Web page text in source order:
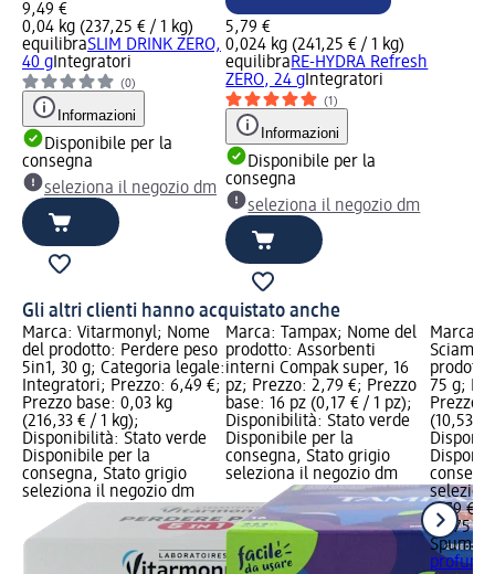
9,49 €
0,04 kg (237,25 € / 1 kg)
equilibraSLIM DRINK ZERO,
40 g Integratori
(0)
Informazioni
Disponibile per la
consegna
seleziona il negozio dm
5,79 €
0,024 kg (241,25 € / 1 kg)
equilibraRE-HYDRA Refresh
ZERO, 24 g Integratori
(1)
Informazioni
Disponibile per la
consegna
seleziona il negozio dm
Gli altri clienti hanno acquistato anche
Marca: Vitarmonyl; Nome
del prodotto: Perdere peso
5in1, 30 g; Categoria legale:
Integratori; Prezzo: 6,49 €;
Prezzo base: 0,03 kg
(216,33 € / 1 kg);
Disponibilità: Stato verde
Disponibile per la
consegna, Stato grigio
seleziona il negozio dm
Marca: Tampax; Nome del
prodotto: Assorbenti
interni Compak super, 16
pz; Prezzo: 2,79 €; Prezzo
base: 16 pz (0,17 € / 1 pz);
Disponibilità: Stato verde
Disponibile per la
consegna, Stato grigio
seleziona il negozio dm
Marca:
75 g;
Prezzo
(10,53 €
0,79 €
0,075
Spuma